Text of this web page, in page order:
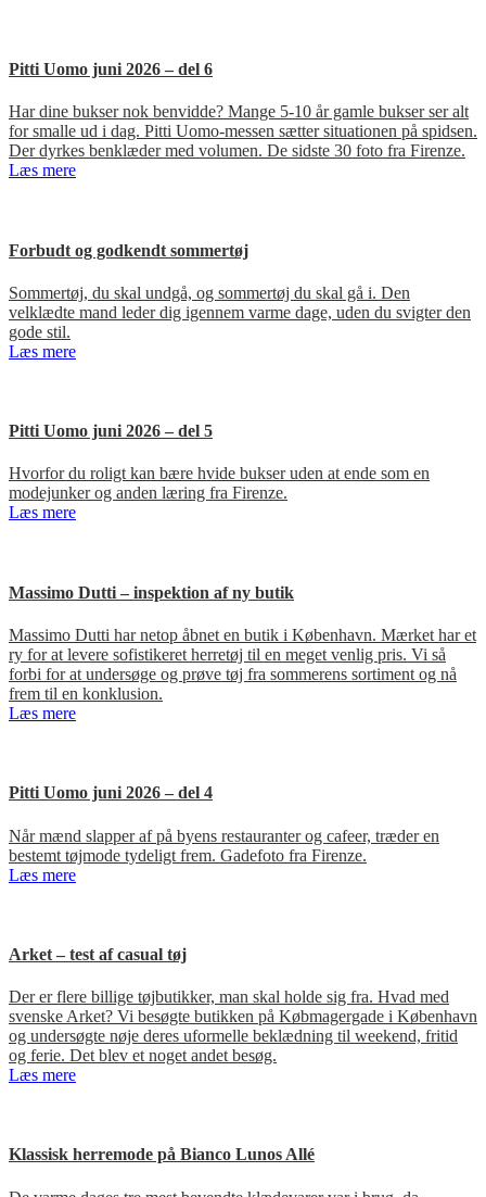
Pitti Uomo juni 2026 – del 6
Har dine bukser nok benvidde? Mange 5-10 år gamle bukser ser alt
for smalle ud i dag. Pitti Uomo-messen sætter situationen på spidsen.
Der dyrkes benklæder med volumen. De sidste 30 foto fra Firenze.
Læs mere
Forbudt og godkendt sommertøj
Sommertøj, du skal undgå, og sommertøj du skal gå i. Den
velklædte mand leder dig igennem varme dage, uden du svigter den
gode stil.
Læs mere
Pitti Uomo juni 2026 – del 5
Hvorfor du roligt kan bære hvide bukser uden at ende som en
modejunker og anden læring fra Firenze.
Læs mere
Massimo Dutti – inspektion af ny butik
Massimo Dutti har netop åbnet en butik i København. Mærket har et
ry for at levere sofistikeret herretøj til en meget venlig pris. Vi så
forbi for at undersøge og prøve tøj fra sommerens sortiment og nå
frem til en konklusion.
Læs mere
Pitti Uomo juni 2026 – del 4
Når mænd slapper af på byens restauranter og cafeer, træder en
bestemt tøjmode tydeligt frem. Gadefoto fra Firenze.
Læs mere
Arket – test af casual tøj
Der er flere billige tøjbutikker, man skal holde sig fra. Hvad med
svenske Arket? Vi besøgte butikken på Købmagergade i København
og undersøgte nøje deres uformelle beklædning til weekend, fritid
og ferie. Det blev et noget andet besøg.
Læs mere
Klassisk herremode på Bianco Lunos Allé